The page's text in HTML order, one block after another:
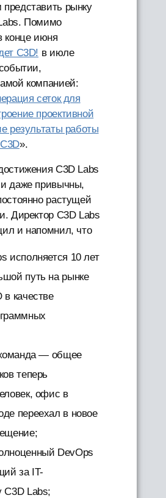
рынку
Помимо
конце июня
C3D! в июле
компанией:
сеток для
проективной
результаты работы
».
C3D Labs
даже привычны,
растущей
Директор C3D Labs
и напомнил, что
исполняется 10 лет
путь на рынке
качестве
команда — общее
теперь
офис в
переехал в новое
DevOps
за IT-
C3D Labs;